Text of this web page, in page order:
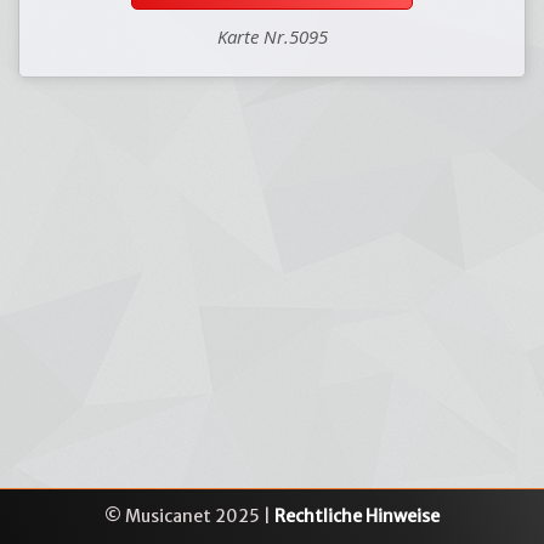
Karte Nr.5095
© Musicanet 2025 | Rechtliche Hinweise